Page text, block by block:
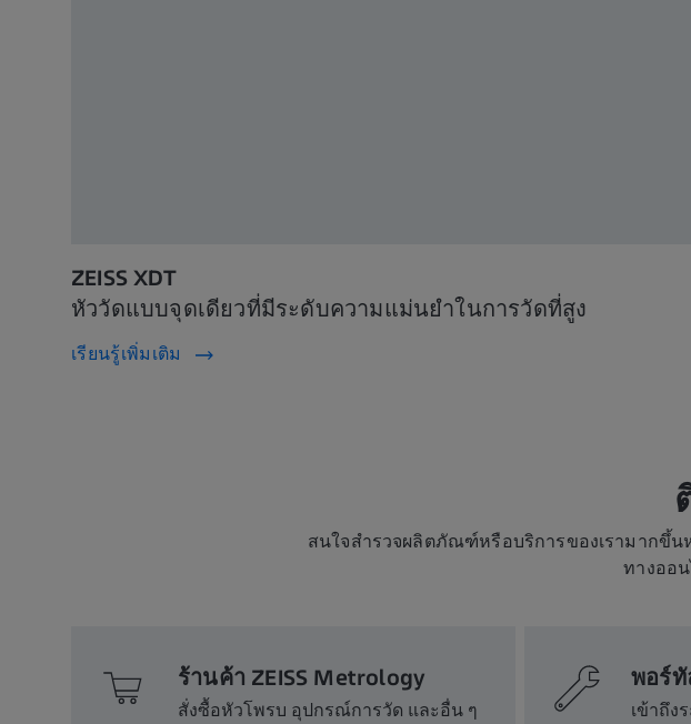
ZEISS XDT
หัววัดแบบจุดเดียวที่มีระดับความแม่นยำในการวัดที่สูง
เรียนรู้เพิ่มเติม
สนใจสำรวจผลิตภัณฑ์หรือบริการของเรามากขึ้น
ทางออ
ร้านค้า ZEISS Metrology
สั่งซื้อหัวโพรบ อุปกรณ์การวัด และอื่น ๆ
พอร์ทั
เข้าถึง